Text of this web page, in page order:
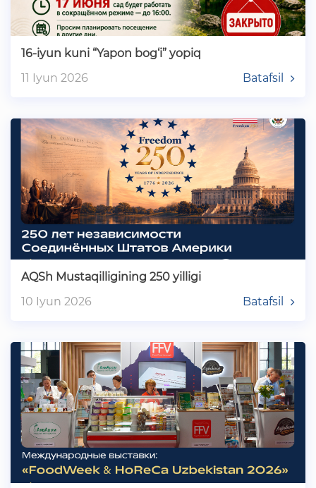
16-iyun kuni “Yapon bog‘i” yopiq
11 Iyun 2026
Batafsil
AQSh Mustaqilligining 250 yilligi
10 Iyun 2026
Batafsil